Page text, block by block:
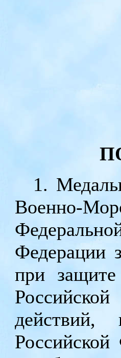
1.
Военно-
Федерации
при защите
действий,